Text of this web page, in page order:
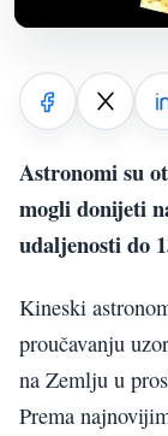
Astronomi su
mogli donijeti
udaljenosti do
Kineski
proučavanju
na Zemlju u
Prema